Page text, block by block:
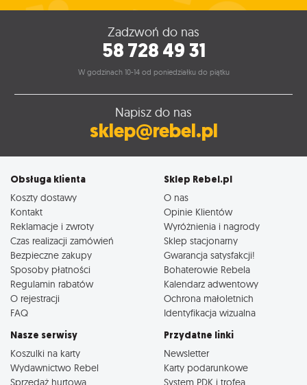
Zadzwoń do nas
58 728 49 31
W godzinach 10-14 od poniedziałku do piątku
Napisz do nas
sklep@rebel.pl
Obsługa klienta
Koszty dostawy
Kontakt
Reklamacje i zwroty
Czas realizacji zamówień
Bezpieczne zakupy
Sposoby płatności
Regulamin rabatów
O rejestracji
FAQ
Sklep Rebel.pl
O nas
Opinie Klientów
Wyróżnienia i nagrody
Sklep stacjonarny
Gwarancja satysfakcji!
Bohaterowie Rebela
Kalendarz adwentowy
Ochrona małoletnich
Identyfikacja wizualna
Nasze serwisy
Koszulki na karty
Wydawnictwo Rebel
Sprzedaż hurtowa
Przydatne linki
Newsletter
Karty podarunkowe
System PDK i trofea